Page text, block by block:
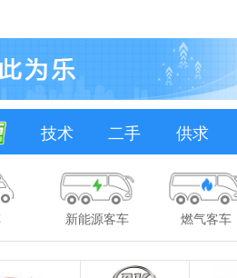
技术 二手 供求
新能源客车 燃气客车